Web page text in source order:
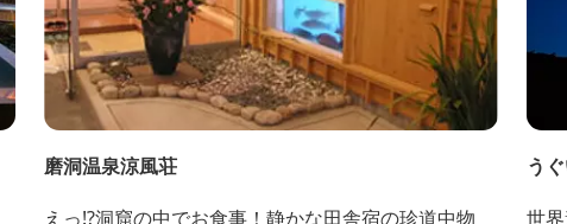
磨洞温泉涼風荘
えっ!?洞窟の中でお食事！静かな田舎宿の珍道中物
う
世